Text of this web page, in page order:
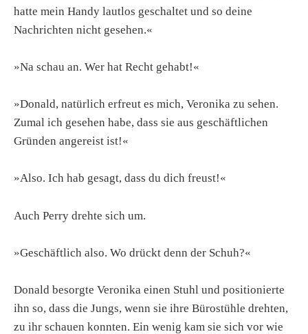
hatte mein Handy lautlos geschaltet und so deine
Nachrichten nicht gesehen.«
»Na schau an. Wer hat Recht gehabt!«
»Donald, natürlich erfreut es mich, Veronika zu sehen.
Zumal ich gesehen habe, dass sie aus geschäftlichen
Gründen angereist ist!«
»Also. Ich hab gesagt, dass du dich freust!«
Auch Perry drehte sich um.
»Geschäftlich also. Wo drückt denn der Schuh?«
Donald besorgte Veronika einen Stuhl und positionierte
ihn so, dass die Jungs, wenn sie ihre Bürostühle drehten,
zu ihr schauen konnten. Ein wenig kam sie sich vor wie